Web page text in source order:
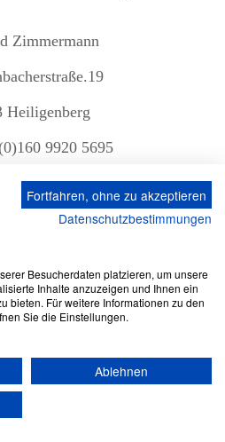
Zimmermann
Heiligenberg
9920 5695
dienst.de
dienst.de
i.S.d. § 19 UStG
vorbehalten
Fortfahren, ohne zu akzeptieren
Datenschutzbestimmungen
Besucherdaten platzieren, um unsere
Inhalte anzuzeigen und Ihnen ein
bieten. Für weitere Informationen zu den
Sie die Einstellungen.
Ablehnen